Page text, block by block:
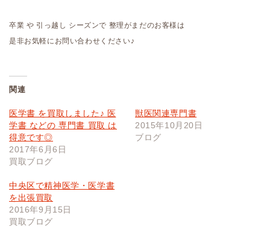
卒業 や 引っ越し シーズンで 整理がまだのお客様は
是非お気軽にお問い合わせください♪
関連
医学書 を買取しました♪ 医
学書 などの 専門書 買取 は
得意です◎
2017年6月6日
買取ブログ
獣医関連専門書
2015年10月20日
ブログ
中央区で精神医学・医学書
を出張買取
2016年9月15日
買取ブログ